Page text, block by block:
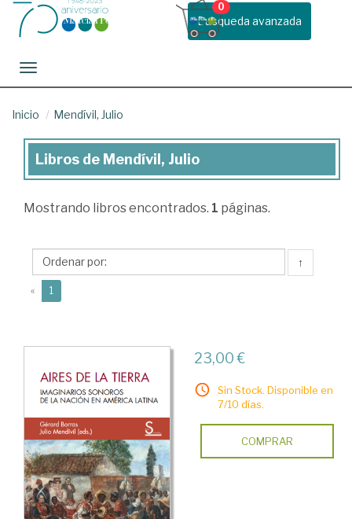
Busqueda avanzada
0
Toggle navigation
Inicio Mendívil, Julio
Libros
Mendívil,
Libros de Mendívil, Julio
Mostrando libros encontrados. 1 páginas.
↑
« 1
23,00 €
Sin Stock. Disponible en
7/10 días.
COMPRAR